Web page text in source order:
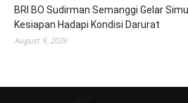
BRI BO Sudirman Semanggi Gelar
Kesiapan Hadapi Kondisi Darurat
August 9, 2026